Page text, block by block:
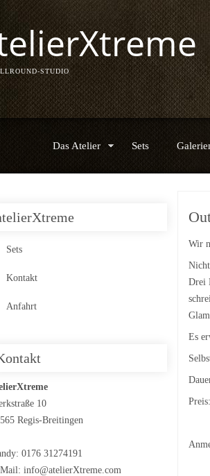
STUDIO
Das Atelier Sets
Sets
Kontakt
Anfahrt
10
Regis-Breitingen
0176 31274191
info@atelierXtreme.com
Wir
Drei
Es